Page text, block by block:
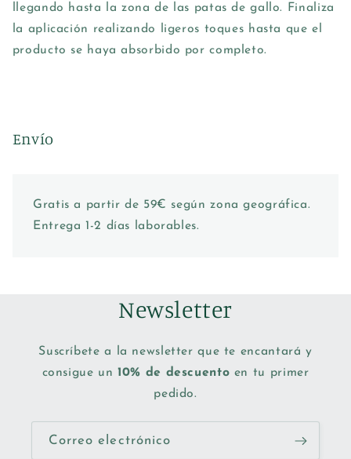
llegando hasta la zona de las patas de gallo. Finaliza
la aplicación realizando ligeros toques hasta que el
producto se haya absorbido por completo.
Envío
Gratis a partir de 59€ según zona geográfica.
Entrega 1-2 días laborables.
Newsletter
Suscríbete a la newsletter que te encantará y
consigue un10% de descuento en tu primer
pedido.
Correo electrónico